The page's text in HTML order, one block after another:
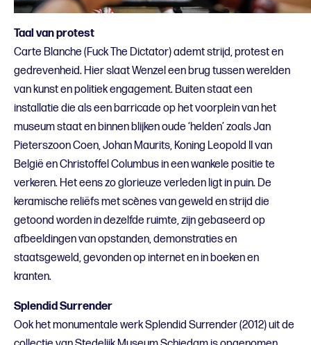
Taal van protest
Carte Blanche (Fuck The Dictator) ademt strijd, protest en
gedrevenheid. Hier slaat Wenzel een brug tussen werelden
van kunst en politiek engagement. Buiten staat een
installatie die als een barricade op het voorplein van het
museum staat en binnen blijken oude ‘helden’ zoals Jan
Pieterszoon Coen, Johan Maurits, Koning Leopold II van
België en Christoffel Columbus in een wankele positie te
verkeren. Het eens zo glorieuze verleden ligt in puin. De
keramische reliëfs met scènes van geweld en strijd die
getoond worden in dezelfde ruimte, zijn gebaseerd op
afbeeldingen van opstanden, demonstraties en
staatsgeweld, gevonden op internet en in boeken en
kranten.
Splendid Surrender
Ook het monumentale werk Splendid Surrender (2012) uit de